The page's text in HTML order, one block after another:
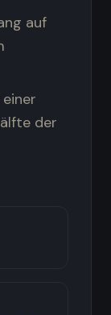
auf
der